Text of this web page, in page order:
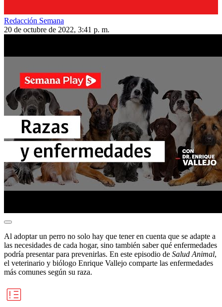
Redacción Semana
20 de octubre de 2022, 3:41 p. m.
Al adoptar un perro no solo hay que tener en cuenta que se adapte a
las necesidades de cada hogar, sino también saber qué enfermedades
podría presentar para prevenirlas. En este episodio de Salud Animal,
el veterinario y biólogo Enrique Vallejo comparte las enfermedades
más comunes según su raza.